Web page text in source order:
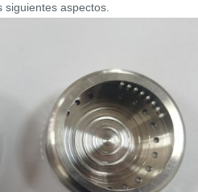
siguientes aspectos.